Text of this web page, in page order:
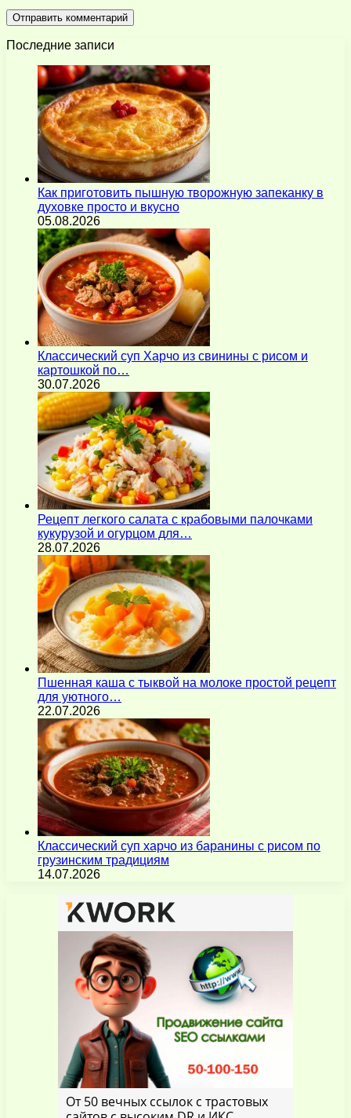
Последние записи
Как приготовить пышную творожную запеканку в
духовке просто и вкусно
05.08.2026
Классический суп Харчо из свинины с рисом и
картошкой по…
30.07.2026
Рецепт легкого салата с крабовыми палочками
кукурузой и огурцом для…
28.07.2026
Пшенная каша с тыквой на молоке простой рецепт
для уютного…
22.07.2026
Классический суп харчо из баранины с рисом по
грузинским традициям
14.07.2026